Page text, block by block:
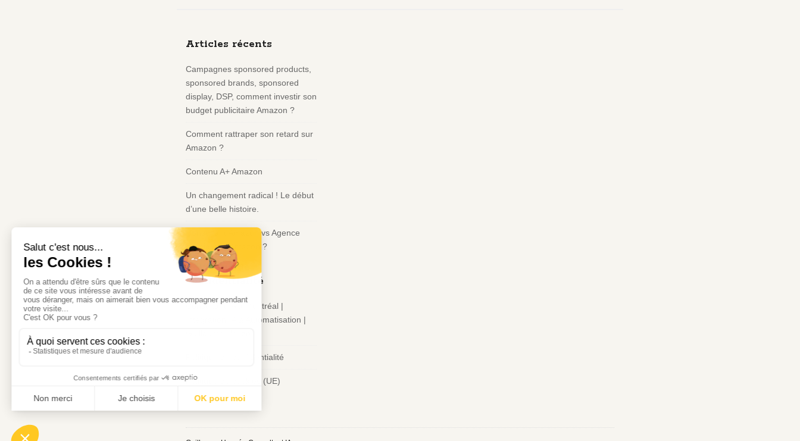
Articles récents
Campagnes sponsored products,
sponsored brands, sponsored
display, DSP, comment investir son
budget publicitaire Amazon ?
Comment rattraper son retard sur
Amazon ?
Contenu A+ Amazon
Un changement radical ! Le début
d’une belle histoire.
Consultant Amazon vs Agence
spécialisée Amazon ?
Politique de
confidentialité
Consultant IA à Montréal |
Intégration IA & Automatisation |
Politique de confidentialité
Politique de cookies (UE)